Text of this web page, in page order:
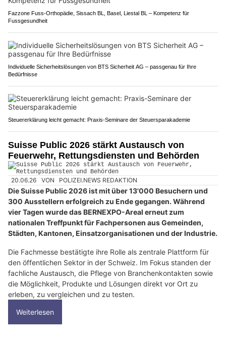
Fazzone Fuss-Orthopädie, Sissach BL, Basel, Liestal BL – Kompetenz für
Fussgesundheit
Individuelle Sicherheitslösungen von BTS Sicherheit AG – passgenau für Ihre
Bedürfnisse
Steuererklärung leicht gemacht: Praxis-Seminare der Steuersparakademie
Suisse Public 2026 stärkt Austausch von
Feuerwehr, Rettungsdiensten und Behörden
20.06.26 VON POLIZEI.NEWS REDAKTION
Die Suisse Public 2026 ist mit über 13'000 Besuchern und
300 Ausstellern erfolgreich zu Ende gegangen. Während
vier Tagen wurde das BERNEXPO-Areal erneut zum
nationalen Treffpunkt für Fachpersonen aus Gemeinden,
Städten, Kantonen, Einsatzorganisationen und der Industrie.
Die Fachmesse bestätigte ihre Rolle als zentrale Plattform für
den öffentlichen Sektor in der Schweiz. Im Fokus standen der
fachliche Austausch, die Pflege von Branchenkontakten sowie
die Möglichkeit, Produkte und Lösungen direkt vor Ort zu
erleben, zu vergleichen und zu testen.
Weiterlesen